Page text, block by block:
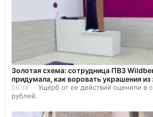
Золотая схема: сотрудница ПВЗ
придумала, как воровать украшения из
06.08
Ущерб от ее действий оценили в
рублей.